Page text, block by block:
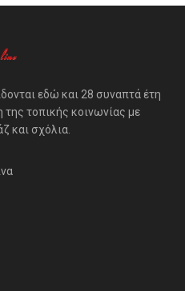
εδώ και 28 συναπτά έτη
τοπικής κοινωνίας με
και σχόλια.